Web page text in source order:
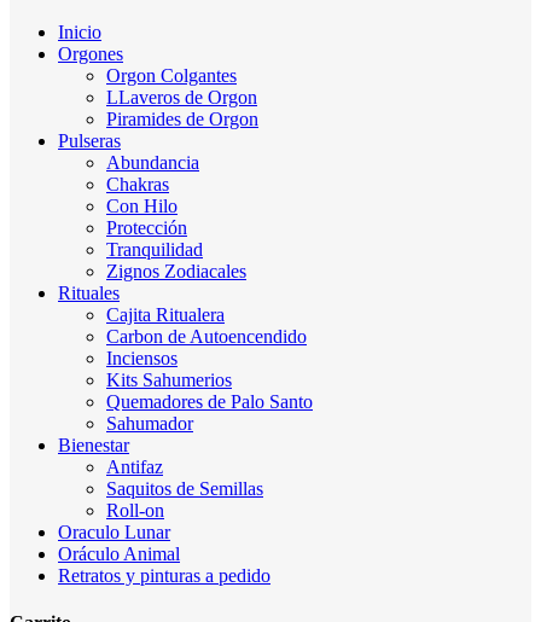
Inicio
Orgones
Orgon Colgantes
LLaveros de Orgon
Piramides de Orgon
Pulseras
Abundancia
Chakras
Con Hilo
Protección
Tranquilidad
Zignos Zodiacales
Rituales
Cajita Ritualera
Carbon de Autoencendido
Inciensos
Kits Sahumerios
Quemadores de Palo Santo
Sahumador
Bienestar
Antifaz
Saquitos de Semillas
Roll-on
Oraculo Lunar
Oráculo Animal
Retratos y pinturas a pedido